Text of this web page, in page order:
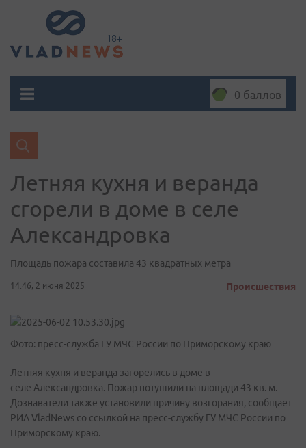
0 баллов
Летняя кухня и веранда
сгорели в доме в селе
Александровка
Площадь пожара составила 43 квадратных метра
14:46, 2 июня 2025 Происшествия
Фото: пресс-служба ГУ МЧС России по Приморскому краю
Летняя кухня и веранда загорелись в доме в
селе Александровка. Пожар потушили на площади 43 кв. м.
Дознаватели также установили причину возгорания, сообщает
РИА VladNews со ссылкой на пресс-службу ГУ МЧС России по
Приморскому краю.